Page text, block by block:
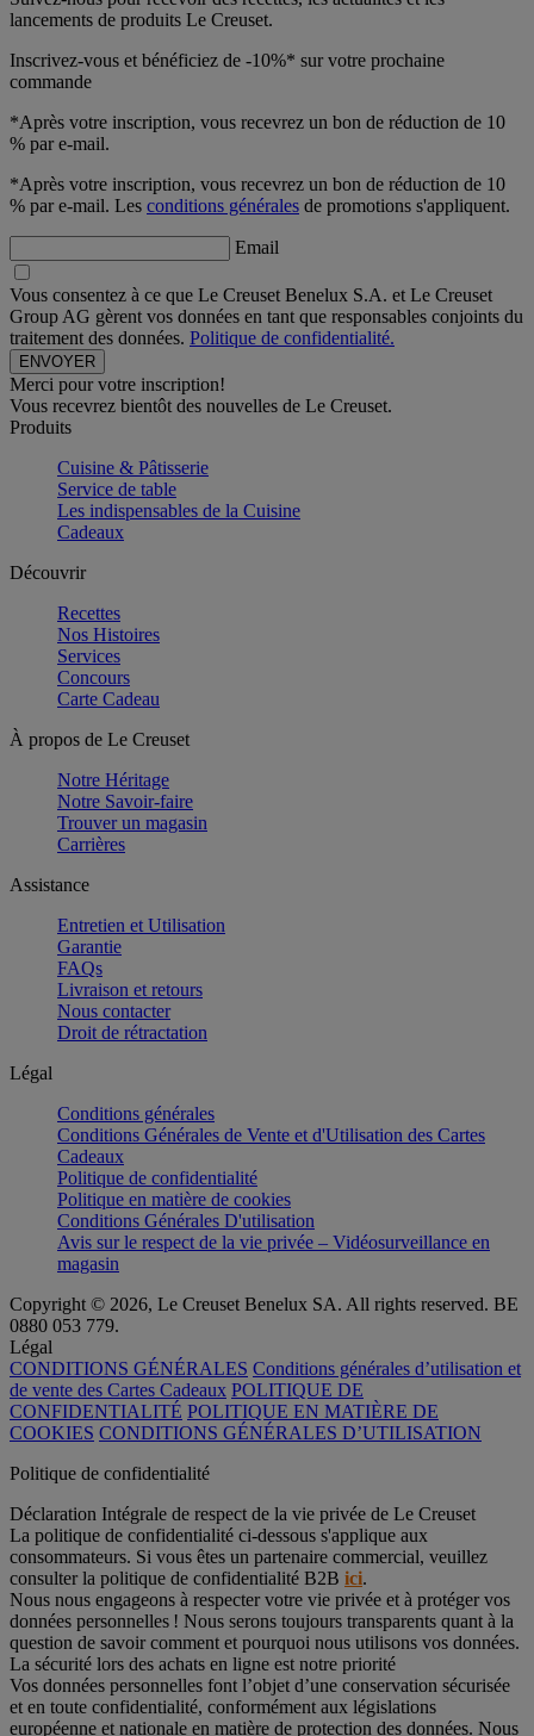
lancements de produits Le Creuset.
Inscrivez-vous et bénéficiez de -10%* sur votre prochaine
commande
*Après votre inscription, vous recevrez un bon de réduction de 10
% par e-mail.
*Après votre inscription, vous recevrez un bon de réduction de 10
% par e-mail. Les conditions générales de promotions s'appliquent.
Email
Vous consentez à ce que Le Creuset Benelux S.A. et Le Creuset
Group AG gèrent vos données en tant que responsables conjoints du
traitement des données. Politique de confidentialité.
Merci pour votre inscription!
Vous recevrez bientôt des nouvelles de Le Creuset.
Produits
Cuisine & Pâtisserie
Service de table
Les indispensables de la Cuisine
Cadeaux
Découvrir
Recettes
Nos Histoires
Services
Concours
Carte Cadeau
À propos de Le Creuset
Notre Héritage
Notre Savoir-faire
Trouver un magasin
Carrières
Assistance
Entretien et Utilisation
Garantie
FAQs
Livraison et retours
Nous contacter
Droit de rétractation
Légal
Conditions générales
Conditions Générales de Vente et d'Utilisation des Cartes
Cadeaux
Politique de confidentialité
Politique en matière de cookies
Conditions Générales D'utilisation
Avis sur le respect de la vie privée – Vidéosurveillance en
magasin
Copyright © 2026, Le Creuset Benelux SA. All rights reserved. BE
0880 053 779.
Légal
CONDITIONS GÉNÉRALES Conditions générales d’utilisation et
de vente des Cartes Cadeaux POLITIQUE DE
CONFIDENTIALITÉ POLITIQUE EN MATIÈRE DE
COOKIES CONDITIONS GÉNÉRALES D’UTILISATION
Politique de confidentialité
Déclaration Intégrale de respect de la vie privée de Le Creuset
La politique de confidentialité ci-dessous s'applique aux
consommateurs. Si vous êtes un partenaire commercial, veuillez
consulter la politique de confidentialité B2B ici.
Nous nous engageons à respecter votre vie privée et à protéger vos
données personnelles ! Nous serons toujours transparents quant à la
question de savoir comment et pourquoi nous utilisons vos données.
La sécurité lors des achats en ligne est notre priorité
Vos données personnelles font l’objet d’une conservation sécurisée
et en toute confidentialité, conformément aux législations
européenne et nationale en matière de protection des données. Nous